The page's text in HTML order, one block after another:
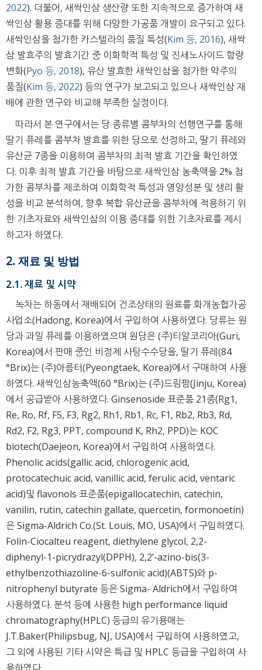
2022). 더불어, 새싹인삼 생산량 또한 지속적으로 증가하여 새
싹인삼 활용 증대를 위해 다양한 가공품 개발이 요구되고 있다.
새싹인삼을 첨가한 카스텔라의 품질 특성(Kim 등, 2016), 새싹
삼 발효주의 발효기간 중 이화학적 특성 및 진세노사이드 함량
변화(Pyo 등, 2018), 유산 발효한 새싹인삼을 첨가한 약주의
품질(Kim 등, 2022) 등의 연구가 보고되고 있으나 새싹인삼 재
배에 관한 연구와 비교해 부족한 실정이다.
따라서 본 연구에서는 당 종류별 콤부차의 선행연구를 통해
딸기 퓨레를 콤부차 발효를 위한 당으로 선정하고, 딸기 퓨레와
유산균 7종을 이용하여 콤부차의 최적 발효 기간을 확인하였
다. 이후 최적 발효 기간을 바탕으로 새싹인삼 농축액을 2% 첨
가한 콤부차를 제조하여 이화학적 특성과 영양성분 및 생리 활
성을 비교 분석하여, 향후 복합 유산균을 콤부차에 적용하기 위
한 기초자료와 새싹인삼의 이용 증대를 위한 기초자료를 제시
하고자 하였다.
2. 재료 및 방법
2.1. 재료 및 시약
녹차는 하동에서 재배되어 건조상태의 원료를 화개농협가공
사업소(Hadong, Korea)에서 구입하여 사용하였다. 당류는 원
당과 과일 퓨레를 이용하였으며 원당은 (주)티알코리아(Guri,
Korea)에서 판매 중인 비정제 사탕수수당을, 딸기 퓨레(84
°Brix)는 (주)아름터(Pyeongtaek, Korea)에서 구매하여 사용
하였다. 새싹인삼농축액(60 °Brix)는 (주)드림팜(Jinju, Korea)
에서 공급받아 사용하였다. Ginsenoside 표준품 21종(Rg1,
Re, Ro, Rf, F5, F3, Rg2, Rh1, Rb1, Rc, F1, Rb2, Rb3, Rd,
Rd2, F2, Rg3, PPT, compound K, Rh2, PPD)는 KOC
biotech(Daejeon, Korea)에서 구입하여 사용하였다.
Phenolic acids(gallic acid, chlorogenic acid,
protocatechuic acid, vanillic acid, ferulic acid, ventaric
acid)및 flavonols 표준품(epigallocatechin, catechin,
vanilin, rutin, catechin gallate, quercetin, formonoetin)
은 Sigma-Aldrich Co.(St. Louis, MO, USA)에서 구입하였다.
Folin-Ciocalteu reagent, diethylene glycol, 2,2-
diphenyl-1-picrydrazyl(DPPH), 2,2’-azino-bis(3-
ethylbenzothiazoline-6-sulfonic acid)(ABTS)와 p-
nitrophenyl butyrate 등은 Sigma- Aldrich에서 구입하여
사용하였다. 분석 등에 사용한 high performance liquid
chromatography(HPLC) 등급의 유기용매는
J.T.Baker(Philipsbug, NJ, USA)에서 구입하여 사용하였고,
그 외에 사용된 기타 시약은 특급 및 HPLC 등급을 구입하여 사